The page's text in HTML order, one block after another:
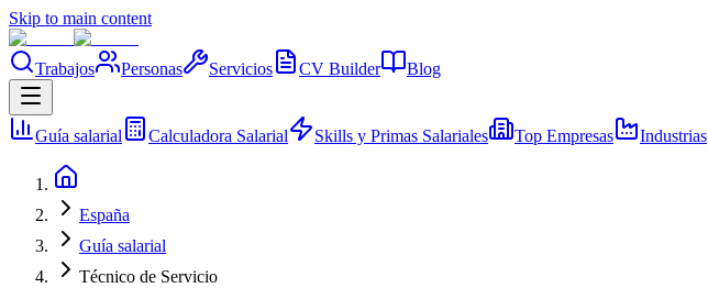
Skip to main content
Trabajos Personas Servicios CV Builder Blog
Guía salarial Calculadora Salarial Skills y Primas Salariales Top Empresas Industrias
España
Guía salarial
Técnico de Servicio